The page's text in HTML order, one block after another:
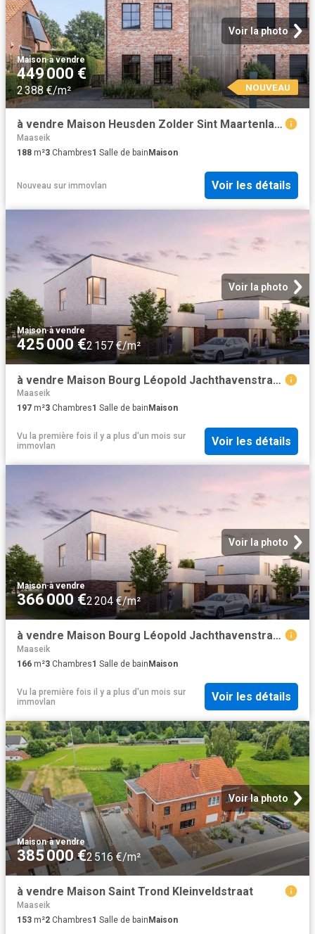
Voir la photo
Maison·à vendre
449 000 €
2 388 €/m² NOUVEAU
à vendre Maison Heusden Zolder Sint Maartenlaan
Maaseik
188 m²3 Chambres1 Salle de bainMaison
Nouveau sur immovlan Voir les détails
Voir la photo
Maison·à vendre
425 000 €2 157 €/m²
à vendre Maison Bourg Léopold Jachthavenstraat 10 B4
Maaseik
197 m²3 Chambres1 Salle de bain Maison
Vu la première fois il y a plus d'un mois sur
immovlan
Voir les détails
Voir la photo
Maison·à vendre
366 000 €2 204 €/m²
à vendre Maison Bourg Léopold Jachthavenstraat 6 C4
Maaseik
166 m²3 Chambres1 Salle de bain Maison
Vu la première fois il y a plus d'un mois sur
immovlan
Voir les détails
Voir la photo
Maison·à vendre
385 000 €2 516 €/m²
à vendre Maison Saint Trond Kleinveldstraat
Maaseik
153 m²2 Chambres1 Salle de bainMaison